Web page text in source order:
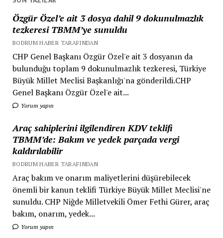
Özgür Özel’e ait 3 dosya dahil 9 dokunulmazlık
tezkeresi TBMM’ye sunuldu
BODRUM HABER TARAFINDAN
CHP Genel Başkanı Özgür Özel'e ait 3 dosyanın da
bulunduğu toplam 9 dokunulmazlık tezkeresi, Türkiye
Büyük Millet Meclisi Başkanlığı'na gönderildi.CHP
Genel Başkanı Özgür Özel'e ait...
Yorum yapın
Araç sahiplerini ilgilendiren KDV teklifi
TBMM’de: Bakım ve yedek parçada vergi
kaldırılabilir
BODRUM HABER TARAFINDAN
Araç bakım ve onarım maliyetlerini düşürebilecek
önemli bir kanun teklifi Türkiye Büyük Millet Meclisi'ne
sunuldu. CHP Niğde Milletvekili Ömer Fethi Gürer, araç
bakım, onarım, yedek...
Yorum yapın